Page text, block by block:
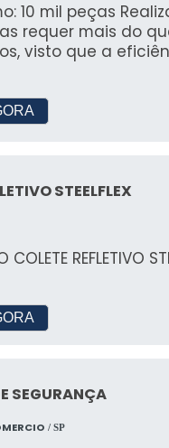
10 mil peças
requer mais do
visto que a
STEELFLEX
REFLETIVO
SEGURANÇA
/ SP